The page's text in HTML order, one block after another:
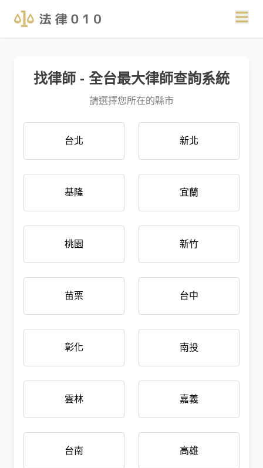
找律師 - 全台最大律師查詢系統
請選擇您所在的縣市
台北 新北
基隆 宜蘭
桃園 新竹
苗栗 台中
彰化 南投
雲林 嘉義
台南 高雄